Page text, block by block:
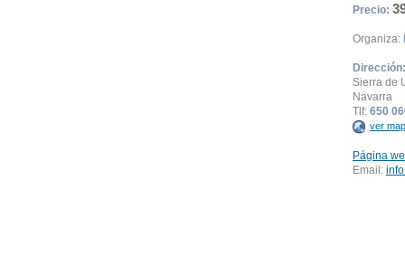
Precio:
Organiza:
Dirección:
Sierra de
Navarra
Tlf: 650
ver
Página
Email: